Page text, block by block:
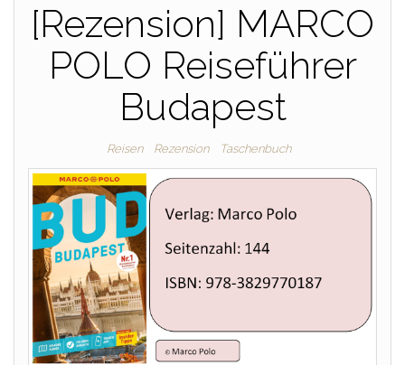
[Rezension] MARCO
POLO Reiseführer
Budapest
Reisen Rezension Taschenbuch